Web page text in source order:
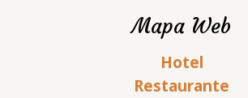
Mapa Web
Hotel
Restaurante